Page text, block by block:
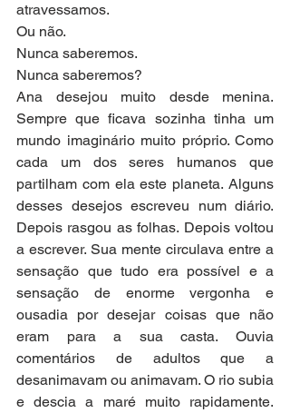
atravessamos.
Ou não.
Nunca saberemos.
Nunca saberemos?
Ana desejou muito desde menina.
Sempre que ficava sozinha tinha um
mundo imaginário muito próprio. Como
cada um dos seres humanos que
partilham com ela este planeta. Alguns
desses desejos escreveu num diário.
Depois rasgou as folhas. Depois voltou
a escrever. Sua mente circulava entre a
sensação que tudo era possível e a
sensação de enorme vergonha e
ousadia por desejar coisas que não
eram para a sua casta. Ouvia
comentários de adultos que a
desanimavam ou animavam. O rio subia
e descia a maré muito rapidamente.